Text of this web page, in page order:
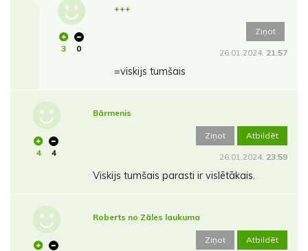
3 0
+++
Ziņot
26.01.2024. 21:57
=viskijs tumšais
4 4
Bārmenis
Ziņot Atbildēt
26.01.2024. 23:59
Viskijs tumšais parasti ir vislētākais.
Roberts no Zāles laukuma
Ziņot Atbildēt